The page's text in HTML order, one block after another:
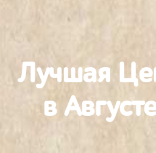
Лучшая
в